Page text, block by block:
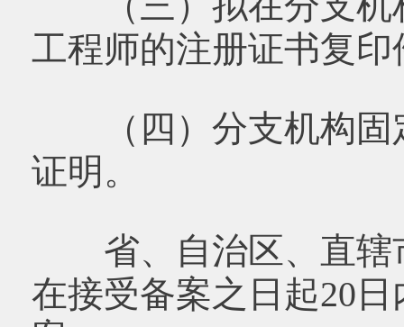
工程师的注册证书复印
（四）分支机构固
证明。
省、自治区、直辖
在接受备案之日起20